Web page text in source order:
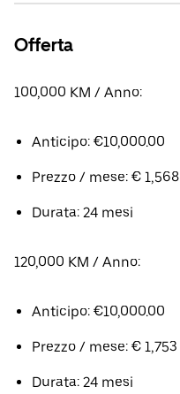
Offerta
100,000 KM / Anno:
Anticipo: €10,000.00
Prezzo / mese: € 1,568
Durata: 24 mesi
120,000 KM / Anno:
Anticipo: €10,000.00
Prezzo / mese: € 1,753
Durata: 24 mesi